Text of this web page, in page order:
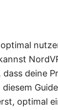
deine
optimal